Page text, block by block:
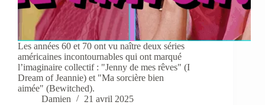
Les années 60 et 70 ont vu naître deux séries
américaines incontournables qui ont marqué
l’imaginaire collectif : "Jenny de mes rêves" (I
Dream of Jeannie) et "Ma sorcière bien
aimée" (Bewitched).
Damien
21 avril 2025